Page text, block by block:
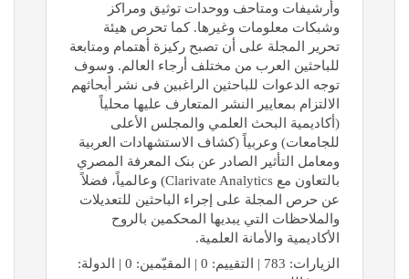
وأرشيفات ومتاحف ووحدات توثيق ومراکز
وشبکات معلومات وغيرها. کما تحرص هيئة
تحرير المجلة على أن تصبح رکيزة أهتمام ومتابعة
للباحثين العرب من مختلف أرجاء العالم. وسوف
توجه الدعوات للباحثين الراغبين فى نشر أبحاثهم
الالتزام بمعايير النشر المتعارف عليها محلياً
(أکاديمية البحث العلمي والمجلس الأعلى
للجامعات) وعربياً (کشاف الاستشهادات العربية
ومعامل التأثير الصادر عن بنک المعرفة المصري
بالتعاون مع Clarivate Analytics) وعالمياً، فضلاً
عن حرص المجلة على إجراء الباحثين للتعديلات
والملاحظات التي يبديها المحکمين بالروح
الأکاديمية والأمانة العلمية.
الزيارات: 783 | التقييم: 0 | المقيّمين: 0 | الدولة: